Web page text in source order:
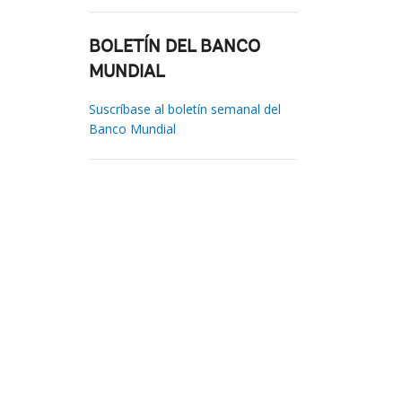
BOLETÍN DEL BANCO
MUNDIAL
Suscríbase al boletín semanal del
Banco Mundial